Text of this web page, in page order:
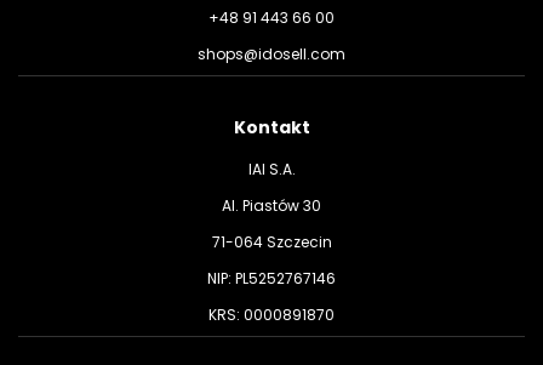
+48 91 443 66 00
shops@idosell.com
Kontakt
IAI S.A.
Al. Piastów 30
71-064 Szczecin
NIP: PL5252767146
KRS: 0000891870